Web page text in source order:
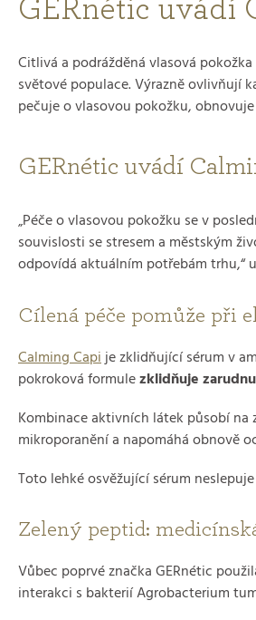
GERnétic uvádí
Citlivá a podrážděná vlasová
světové populace. Výrazně ovlivňují
pečuje o vlasovou pokožku,
GERnétic uvádí
„Péče o vlasovou pokožku se v
souvislosti se stresem a městským
odpovídá aktuálním potřebám trhu,“
Cílená péče pomůže při
Calming Capije zklidňující sérum v
pokroková formulezklidňuje
Kombinace aktivních látek působí
mikroporanění a napomáhá obnově
Toto lehké osvěžující sérum
Zelený peptid:
Vůbec poprvé značka GERnétic
interakci s bakterií Agrobacterium